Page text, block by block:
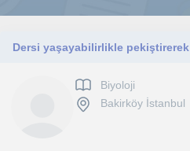
Biyoloji
Bakirköy İstanbul